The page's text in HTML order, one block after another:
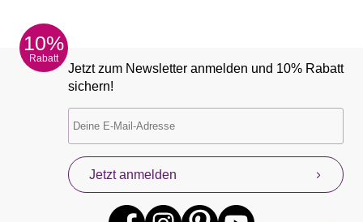
10%
Rabatt
Jetzt zum Newsletter anmelden und 10% Rabatt
sichern!
Jetzt anmelden